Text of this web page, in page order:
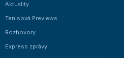
Aktuality
Tenisová Previews
Rozhovory
Express zprávy